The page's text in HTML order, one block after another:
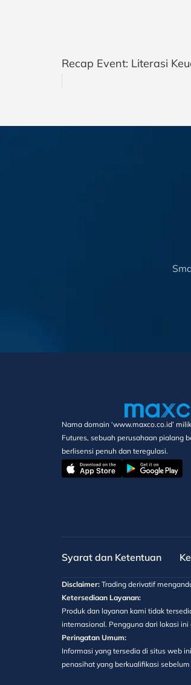
Recap Event: Literasi
Nama domain ‘www.maxco.co.id’
Futures, sebuah perusahaan pialang
berlisensi penuh dan teregulasi.
Syarat dan Ketentuan
Disclaimer: Trading derivatif
Ketersediaan Layanan:
Produk dan layanan kami tidak
internasional. Pengguna dari lokasi
Peringatan Umum:
Informasi yang tersedia di situs web
penasihat yang berkualifikasi